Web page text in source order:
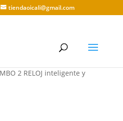
tiendaoicali@gmail.com
2 RELOJ inteligente y